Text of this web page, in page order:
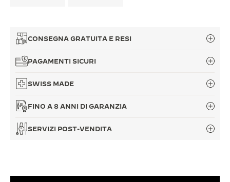
CONSEGNA GRATUITA E RESI
PAGAMENTI SICURI
SWISS MADE
FINO A 8 ANNI DI GARANZIA
SERVIZI POST-VENDITA